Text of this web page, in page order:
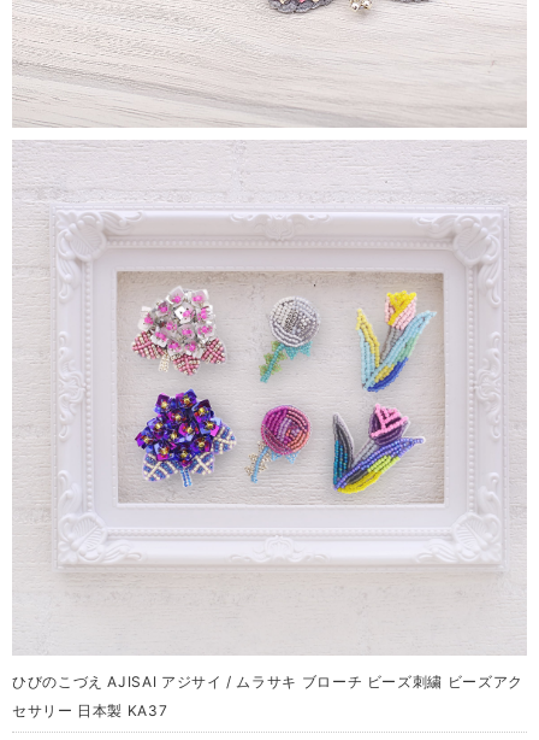
ひびのこづえ AJISAI アジサイ / ムラサキ ブローチ ビーズ刺繍 ビーズアク
セサリー 日本製 KA37